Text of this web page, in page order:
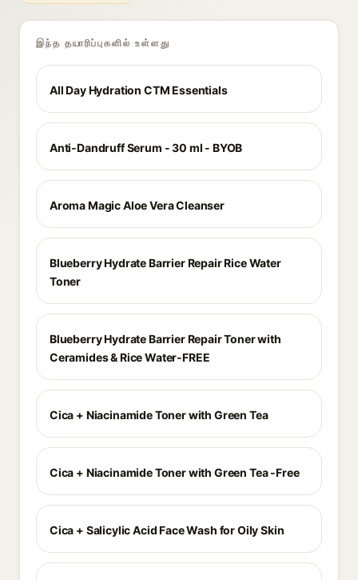
இந்த தயாரிப்புகளில் உள்ளது
All Day Hydration CTM Essentials
Anti-Dandruff Serum - 30 ml - BYOB
Aroma Magic Aloe Vera Cleanser
Blueberry Hydrate Barrier Repair Rice Water
Toner
Blueberry Hydrate Barrier Repair Toner with
Ceramides & Rice Water-FREE
Cica + Niacinamide Toner with Green Tea
Cica + Niacinamide Toner with Green Tea -Free
Cica + Salicylic Acid Face Wash for Oily Skin